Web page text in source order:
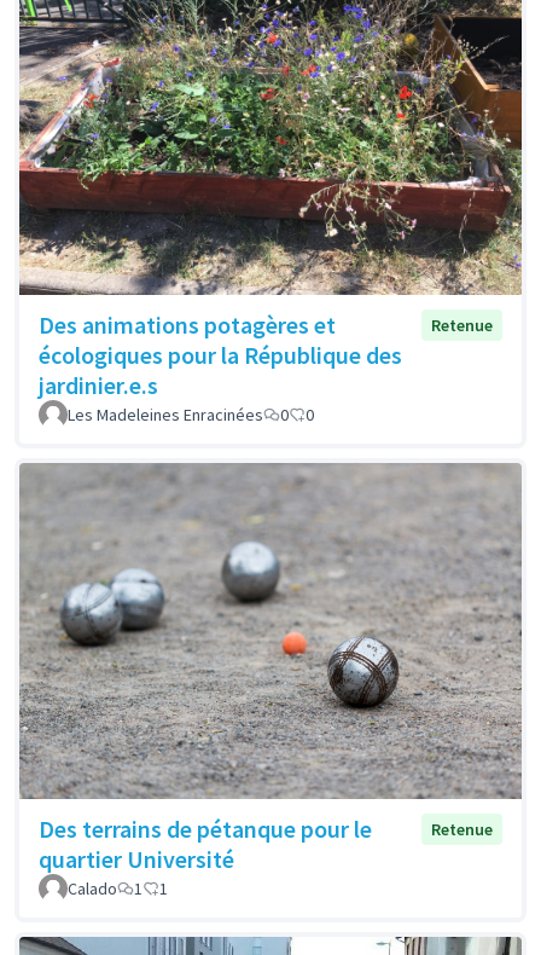
Des animations potagères et
écologiques pour la République des
jardinier.e.s
Retenue
Les Madeleines Enracinées 0 0
Des terrains de pétanque pour le
quartier Université
Retenue
Calado 1 1